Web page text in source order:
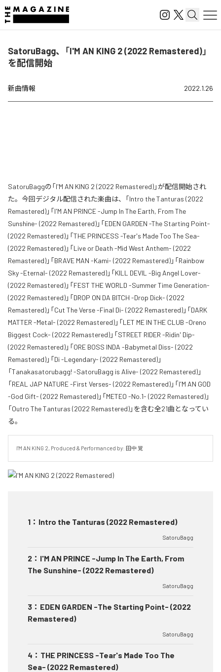
SatoruBagg、「I'M AN KING 2 (2022 Remastered)」
を配信開始
新曲情報 2022.1.26
SatoruBaggの「I'M AN KING 2 (2022 Remastered)」が配信開始され
た。今回デジタル配信された楽曲は、「Intro the Tanturas (2022
Remastered)」「I'M AN PRINCE -Jump In The Earth, From The
Sunshine- (2022 Remastered)」「EDEN GARDEN -The Starting Point-
(2022 Remastered)」「THE PRINCESS -Tear's Made Too The Sea-
(2022 Remastered)」「Live or Death -Mid West Anthem- (2022
Remastered)」「BRAVE MAN -Kami- (2022 Remastered)」「Rainbow
Sky -Eternal- (2022 Remastered)」「KILL DEVIL -Big Angel Lover-
(2022 Remastered)」「FEST THE WORLD -Summer Time Generation-
(2022 Remastered)」「DROP ON DA BITCH -Drop Dick- (2022
Remastered)」「Cut The Verse -Final Di- (2022 Remastered)」「DARK
MATTER -Metal- (2022 Remastered)」「LET ME IN THE CLUB -Oreno
Biggest Cock- (2022 Remastered)」「STREET RIDER -Ridin' Dip-
(2022 Remastered)」「ORE BOSS INDA -Babymetal Diss- (2022
Remastered)」「Di -Legendary- (2022 Remastered)」
「Tanakasatorubagg! -SatoruBagg is Alive- (2022 Remastered)」
「REAL JAP NATURE -First Verses- (2022 Remastered)」「I'M AN GOD
-God Gift- (2022 Remastered)」「METEO -No.1- (2022 Remastered)」
「Outro The Tanturas (2022 Remastered)」を含む全21曲となってい
る。
I'M AN KING 2, Produced & Performanced by: 田中 覚
1 ： Intro the Tanturas (2022 Remastered)
SatoruBagg
2 ： I'M AN PRINCE -Jump In The Earth, From
The Sunshine- (2022 Remastered)
SatoruBagg
3 ： EDEN GARDEN -The Starting Point- (2022
Remastered)
SatoruBagg
4 ： THE PRINCESS -Tear's Made Too The
Sea- (2022 Remastered)